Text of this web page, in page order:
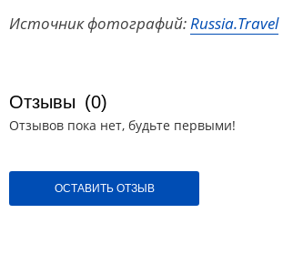
Источник фотографий:Russia.Travel
Отзывы (0)
Отзывов пока нет, будьте первыми!
ОСТАВИТЬ ОТЗЫВ